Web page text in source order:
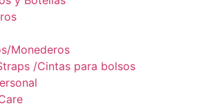
Monederos
/Cintas para bolsos